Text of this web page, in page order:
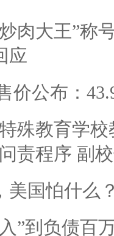
肉大王”称
应
价公布：
殊教育学
责程序 副
美国怕什么
”到负债百